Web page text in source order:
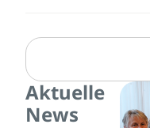
Aktuelle
News